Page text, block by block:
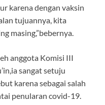
karena dengan vaksin
tujuannya, kita
masing,”bebernya.
anggota Komisi III
sangat setuju
karena sebagai salah
penularan covid-19.